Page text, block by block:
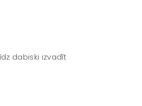
dabiski izvadīt